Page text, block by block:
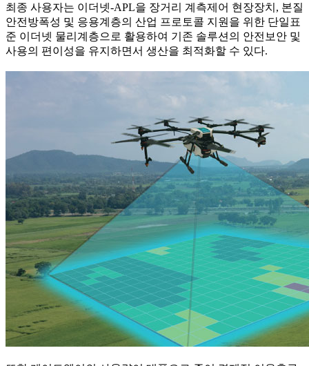
최종 사용자는 이더넷-APL을 장거리 계측제어 현장장치, 본질
안전방폭성 및 응용계층의 산업 프로토콜 지원을 위한 단일표
준 이더넷 물리계층으로 활용하여 기존 솔루션의 안전보안 및
사용의 편이성을 유지하면서 생산을 최적화할 수 있다.